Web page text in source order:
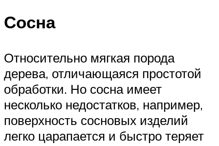
Сосна
Относительно мягкая порода
дерева, отличающаяся простотой
обработки. Но сосна имеет
несколько недостатков, например,
поверхность сосновых изделий
легко царапается и быстро теряет